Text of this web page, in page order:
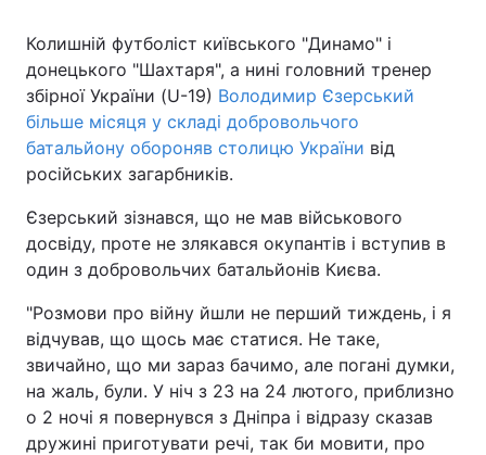
Колишній футболіст київського "Динамо" і
донецького "Шахтаря", а нині головний тренер
збірної України (U-19) Володимир Єзерський
більше місяця у складі добровольчого
батальйону обороняв столицю України від
російських загарбників.
Єзерський зізнався, що не мав військового
досвіду, проте не злякався окупантів і вступив в
один з добровольчих батальйонів Києва.
"Розмови про війну йшли не перший тиждень, і я
відчував, що щось має статися. Не таке,
звичайно, що ми зараз бачимо, але погані думки,
на жаль, були. У ніч з 23 на 24 лютого, приблизно
о 2 ночі я повернувся з Дніпра і відразу сказав
дружині приготувати речі, так би мовити, про